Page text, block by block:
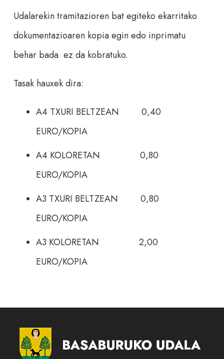
Udalarekin tramitazioren bat egiteko ekarritako
dokumentazioaren kopia egin edo inprimatu
behar bada ez da kobratuko.
Tasak hauxek dira:
A4 TXURI BELTZEAN 0,40
EURO/KOPIA
A4 KOLORETAN 0,80
EURO/KOPIA
A3 TXURI BELTZEAN 0,80
EURO/KOPIA
A3 KOLORETAN 2,00
EURO/KOPIA